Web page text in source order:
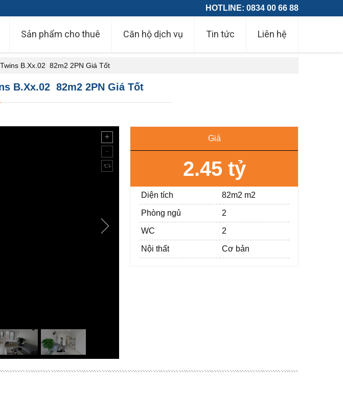
HOTLINE: 0834 00 66 88
Sản phẩm cho thuê Căn hộ dịch vụ Tin tức Liên hệ
B.Xx.02 82m2 2PN Giá Tốt
B.Xx.02 82m2 2PN Giá Tốt
Giá
2.45 tỷ
Diện tích 82m2 m2
Phòng ngủ 2
WC 2
Nội thất Cơ bản